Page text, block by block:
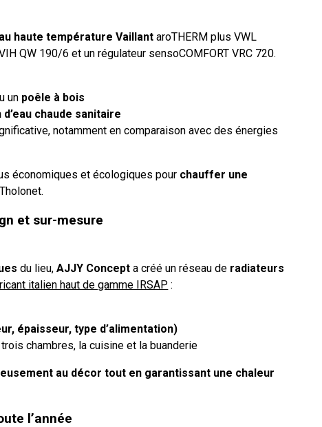
haute température Vaillant aroTHERM plus VWL
QW 190/6 et un régulateur sensoCOMFORT VRC 720.
un poêle à bois
chaude sanitaire
notamment en comparaison avec des énergies
économiques et écologiques pour chauffer une
et sur-mesure
du lieu,AJJY Concept a créé un réseau de radiateurs
italien haut de gamme IRSAP :
épaisseur, type d’alimentation)
chambres, la cuisine et la buanderie
au décor tout en garantissant une chaleur
l’année